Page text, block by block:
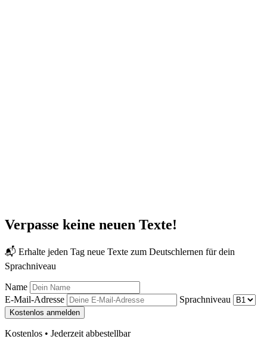
Verpasse keine neuen Texte!
📬 Erhalte jeden Tag neue Texte zum Deutschlernen für dein
Sprachniveau
Name
E-Mail-Adresse
Sprachniveau
Kostenlos anmelden
Kostenlos • Jederzeit abbestellbar